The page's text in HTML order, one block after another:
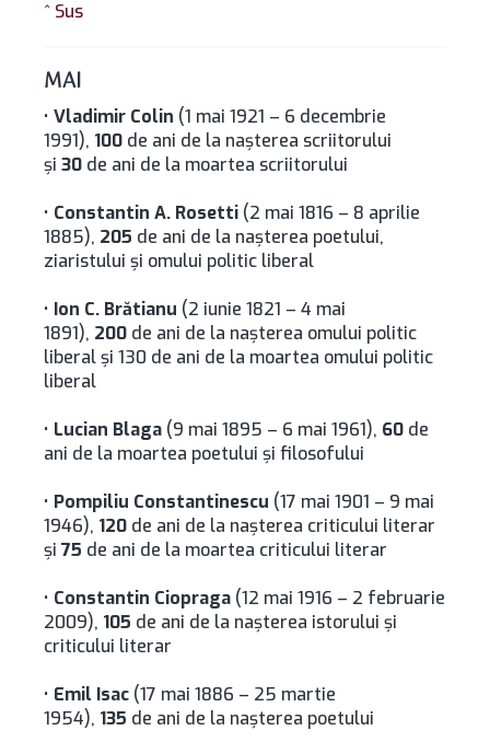
^ Sus
MAI
• Vladimir Colin (1 mai 1921 – 6 decembrie
1991), 100 de ani de la naşterea scriitorului
și 30 de ani de la moartea scriitorului
• Constantin A. Rosetti (2 mai 1816 – 8 aprilie
1885), 205 de ani de la naşterea poetului,
ziaristului şi omului politic liberal
• Ion C. Brătianu (2 iunie 1821 – 4 mai
1891), 200 de ani de la nașterea omului politic
liberal și 130 de ani de la moartea omului politic
liberal
• Lucian Blaga (9 mai 1895 – 6 mai 1961), 60 de
ani de la moartea poetului şi filosofului
• Pompiliu Constantinescu (17 mai 1901 – 9 mai
1946), 120 de ani de la nașterea criticului literar
și 75 de ani de la moartea criticului literar
• Constantin Ciopraga (12 mai 1916 – 2 februarie
2009), 105 de ani de la naşterea istorului şi
criticului literar
• Emil Isac (17 mai 1886 – 25 martie
1954), 135 de ani de la naşterea poetului